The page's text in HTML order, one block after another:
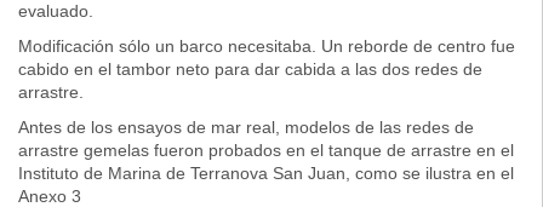
evaluado.
Modificación sólo un barco necesitaba. Un reborde de centro fue
cabido en el tambor neto para dar cabida a las dos redes de
arrastre.
Antes de los ensayos de mar real, modelos de las redes de
arrastre gemelas fueron probados en el tanque de arrastre en el
Instituto de Marina de Terranova San Juan, como se ilustra en el
Anexo 3